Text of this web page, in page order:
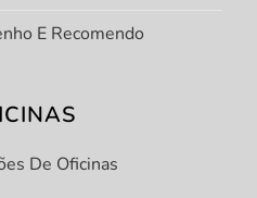
E Recomendo
De Oficinas